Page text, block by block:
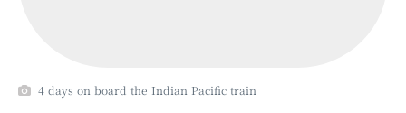
4 days on board the Indian Pacific train